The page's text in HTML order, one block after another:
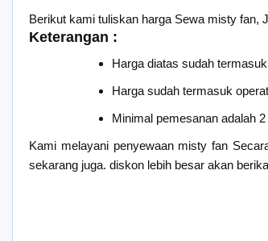
Berikut kami tuliskan harga Sewa misty fan,
Keterangan :
Harga diatas sudah
Harga sudah termasuk
Minimal pemesanan adalah 2
Kami melayani penyewaan misty fan
sekarang juga. diskon lebih besar akan